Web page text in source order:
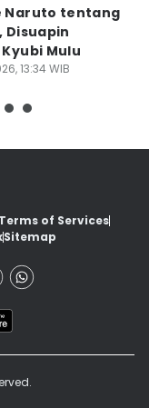
Naruto tentang
Disuapin
Mulu
13:34 WIB
Terms of Services
Sitemap